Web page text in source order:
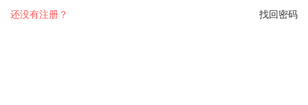
找回密码
还没有注册？